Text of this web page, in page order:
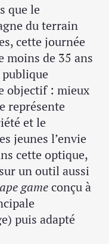
que le
du terrain
cette journée
moins de 35 ans
objectif : mieux
représente
et le
jeunes l’envie
cette optique,
un outil aussi
gameconçu à
puis adapté